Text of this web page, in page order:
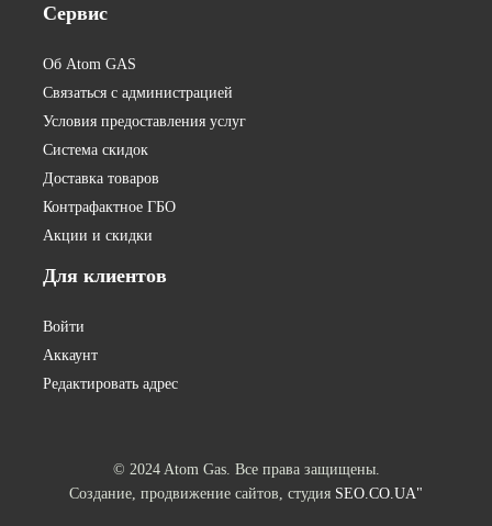
Сервис
Об Atom GAS
Связаться с администрацией
Условия предоставления услуг
Система скидок
Доставка товаров
Контрафактное ГБО
Акции и скидки
Для клиентов
Войти
Аккаунт
Редактировать адрес
© 2024 Atom Gas. Все права защищены.
Создание, продвижение сайтов, студия SEO.CO.UA"